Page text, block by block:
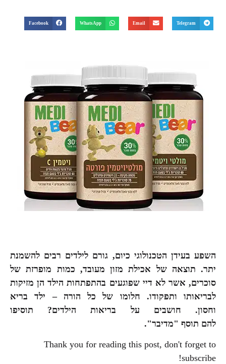
Telegram
Email
WhatsApp
Facebook
השפע בעידן הטכנולוגי כיום, גורם לילדים רבים להשמנת
יתר. תוצאה של אכילת מזון מעובד, כמות מופרזת של
סוכרים, אשר לא דיי שפוגעים בהתפתחות הילד הן מזיקות
לבריאותו ותפקודו. חלומו של כל הורה – ילד בריא
וחסון. חושבים על בריאות הילדים? תוסיפו
להם תוסף "מדיבר".
Thank you for reading this post, don't forget to
subscribe!